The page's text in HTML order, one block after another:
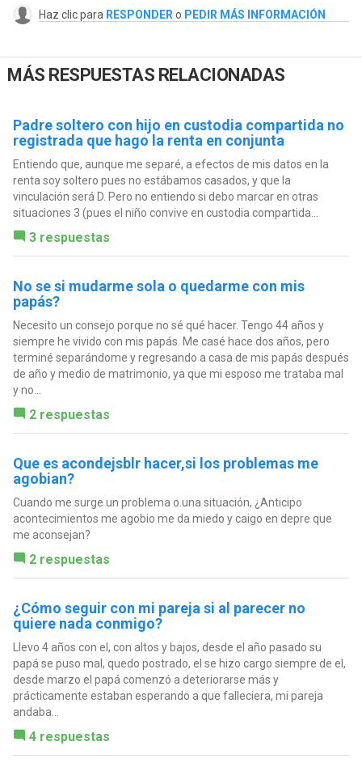
Haz clic para RESPONDER o PEDIR MÁS INFORMACIÓN
MÁS RESPUESTAS RELACIONADAS
Padre soltero con hijo en custodia compartida no
registrada que hago la renta en conjunta
Entiendo que, aunque me separé, a efectos de mis datos en la
renta soy soltero pues no estábamos casados, y que la
vinculación será D. Pero no entiendo si debo marcar en otras
situaciones 3 (pues el niño convive en custodia compartida...
3 respuestas
No se si mudarme sola o quedarme con mis
papás?
Necesito un consejo porque no sé qué hacer. Tengo 44 años y
siempre he vivido con mis papás. Me casé hace dos años, pero
terminé separándome y regresando a casa de mis papás después
de año y medio de matrimonio, ya que mi esposo me trataba mal
y no...
2 respuestas
Que es acondejsblr hacer,si los problemas me
agobian?
Cuando me surge un problema o.una situación, ¿Anticipo
acontecimientos me agobio me da miedo y caigo en depre que
me aconsejan?
2 respuestas
¿Cómo seguir con mi pareja si al parecer no
quiere nada conmigo?
Llevo 4 años con el, con altos y bajos, desde el año pasado su
papá se puso mal, quedo postrado, el se hizo cargo siempre de el,
desde marzo el papá comenzó a deteriorarse más y
prácticamente estaban esperando a que falleciera, mi pareja
andaba...
4 respuestas